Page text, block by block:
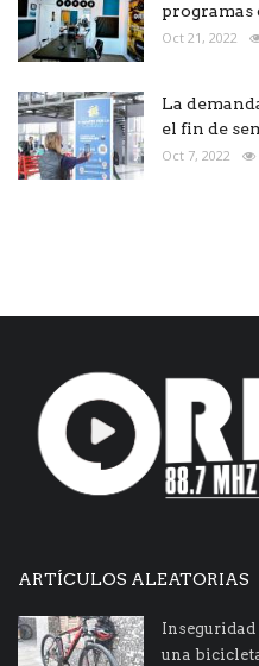
programas
Oct 21, 2022
La
el fin de
Oct 7, 2022
ARTÍCULOS ALEATORIAS
Inseguridad
una